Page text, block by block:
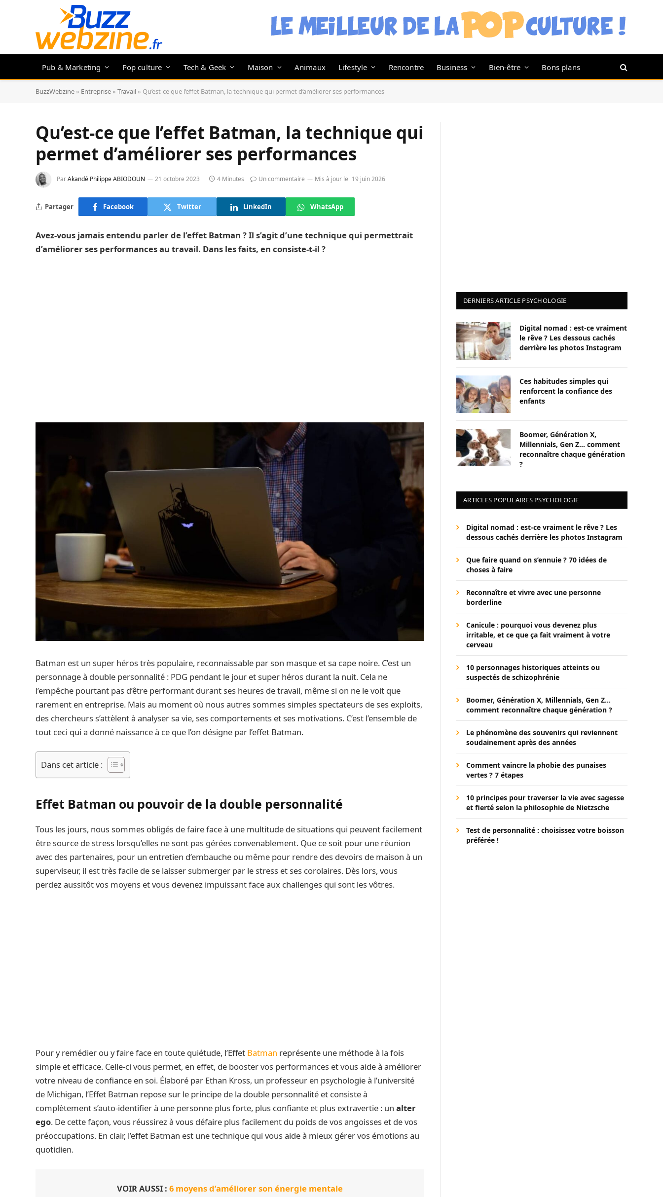
Pub & Marketing Pop culture Tech & Geek Maison Animaux Lifestyle Rencontre Business Bien-être Bons plans
BuzzWebzine » Entreprise » Travail » Qu’est-ce que l’effet Batman, la technique qui permet d’améliorer ses performances
Qu’est-ce que l’effet Batman, la technique qui
permet d’améliorer ses performances
ParAkandé Philippe ABIODOUN 21 octobre 2023 4 Minutes Un commentaire Mis à jour le 19 juin 2026
Partager Facebook Twitter LinkedIn WhatsApp
Avez-vous jamais entendu parler de l’effet Batman ? Il s’agit d’une technique qui permettrait
d’améliorer ses performances au travail. Dans les faits, en consiste-t-il ?
Batman est un super héros très populaire, reconnaissable par son masque et sa cape noire. C’est un
personnage à double personnalité : PDG pendant le jour et super héros durant la nuit. Cela ne
l’empêche pourtant pas d’être performant durant ses heures de travail, même si on ne le voit que
rarement en entreprise. Mais au moment où nous autres sommes simples spectateurs de ses exploits,
des chercheurs s’attèlent à analyser sa vie, ses comportements et ses motivations. C’est l’ensemble de
tout ceci qui a donné naissance à ce que l’on désigne par l’effet Batman.
Dans cet article :
Effet Batman ou pouvoir de la double personnalité
Tous les jours, nous sommes obligés de faire face à une multitude de situations qui peuvent facilement
être source de stress lorsqu’elles ne sont pas gérées convenablement. Que ce soit pour une réunion
avec des partenaires, pour un entretien d’embauche ou même pour rendre des devoirs de maison à un
superviseur, il est très facile de se laisser submerger par le stress et ses corolaires. Dès lors, vous
perdez aussitôt vos moyens et vous devenez impuissant face aux challenges qui sont les vôtres.
Pour y remédier ou y faire face en toute quiétude, l’Effet Batman représente une méthode à la fois
simple et efficace. Celle-ci vous permet, en effet, de booster vos performances et vous aide à améliorer
votre niveau de confiance en soi. Élaboré par Ethan Kross, un professeur en psychologie à l’université
de Michigan, l’Effet Batman repose sur le principe de la double personnalité et consiste à
complètement s’auto-identifier à une personne plus forte, plus confiante et plus extravertie : un alter
ego. De cette façon, vous réussirez à vous défaire plus facilement du poids de vos angoisses et de vos
préoccupations. En clair, l’effet Batman est une technique qui vous aide à mieux gérer vos émotions au
quotidien.
VOIR AUSSI : 6 moyens d’améliorer son énergie mentale
DERNIERS ARTICLE PSYCHOLOGIE
Digital nomad : est-ce vraiment
le rêve ? Les dessous cachés
derrière les photos Instagram
Ces habitudes simples qui
renforcent la confiance des
enfants
Boomer, Génération X,
Millennials, Gen Z… comment
reconnaître chaque génération
?
ARTICLES POPULAIRES PSYCHOLOGIE
Digital nomad : est-ce vraiment le rêve ? Les
dessous cachés derrière les photos Instagram
Que faire quand on s’ennuie ? 70 idées de
choses à faire
Reconnaître et vivre avec une personne
borderline
Canicule : pourquoi vous devenez plus
irritable, et ce que ça fait vraiment à votre
cerveau
10 personnages historiques atteints ou
suspectés de schizophrénie
Boomer, Génération X, Millennials, Gen Z…
comment reconnaître chaque génération ?
Le phénomène des souvenirs qui reviennent
soudainement après des années
Comment vaincre la phobie des punaises
vertes ? 7 étapes
10 principes pour traverser la vie avec sagesse
et fierté selon la philosophie de Nietzsche
Test de personnalité : choisissez votre boisson
préférée !